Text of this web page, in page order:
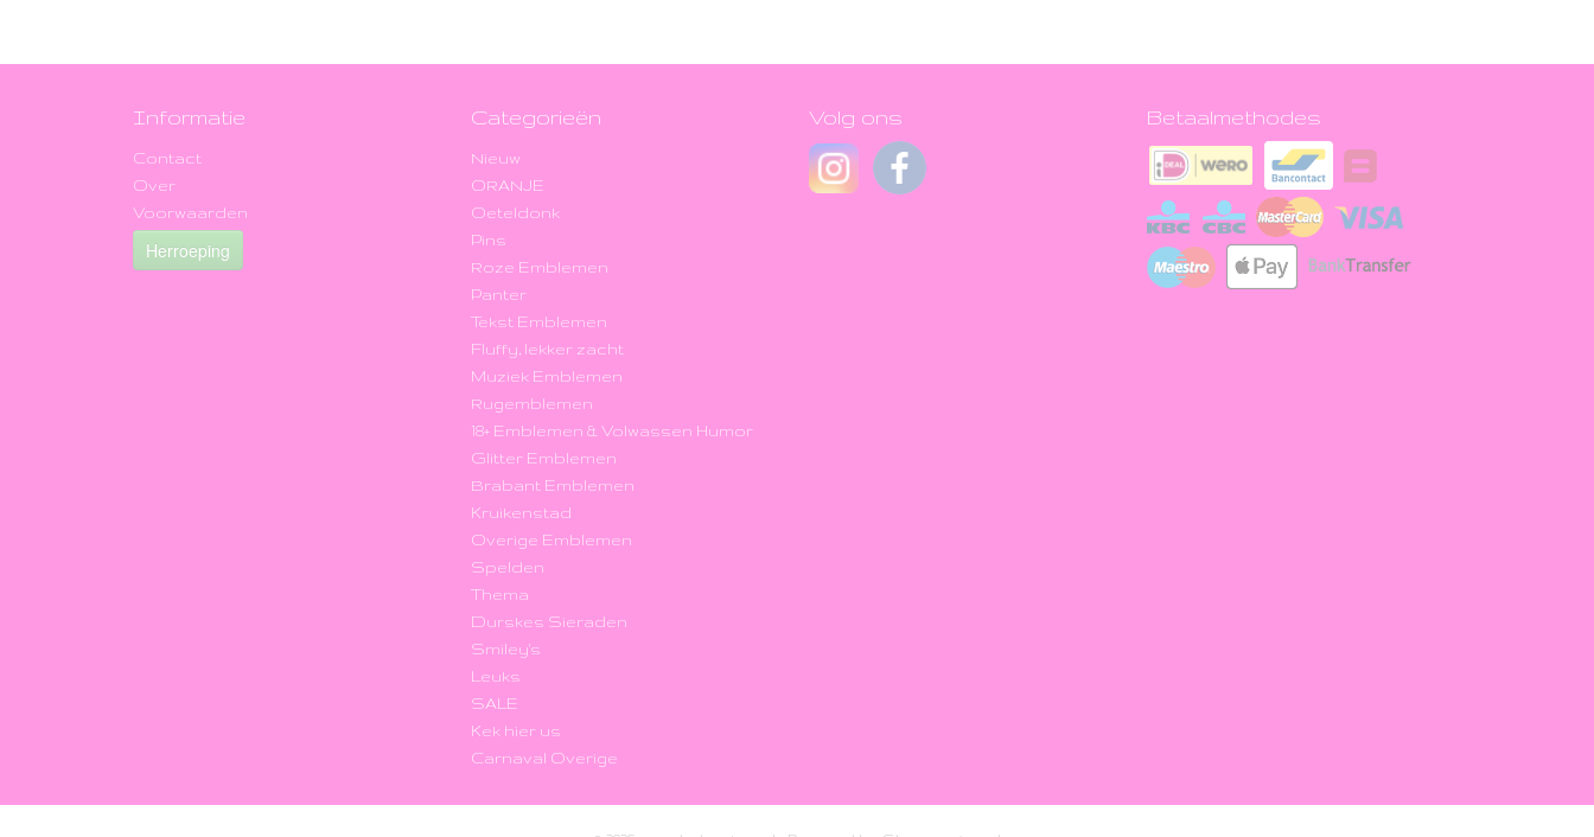
Informatie
Contact
Over
Voorwaarden
Herroeping
Categorieën
Nieuw
ORANJE
Oeteldonk
Pins
Roze Emblemen
Panter
Tekst Emblemen
Fluffy, lekker zacht
Muziek Emblemen
Rugemblemen
18+ Emblemen & Volwassen Humor
Glitter Emblemen
Brabant Emblemen
Kruikenstad
Overige Emblemen
Spelden
Thema
Durskes Sieraden
Smiley's
Leuks
SALE
Kek hier us
Carnaval Overige
Volg ons Betaalmethodes